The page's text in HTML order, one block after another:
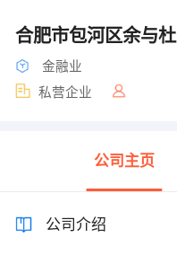
合肥市包河区余与杜
金融业
私营企业
公司主页
公司介绍